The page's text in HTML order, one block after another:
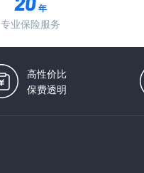
年
专业保险服务
高性价比
保费透明